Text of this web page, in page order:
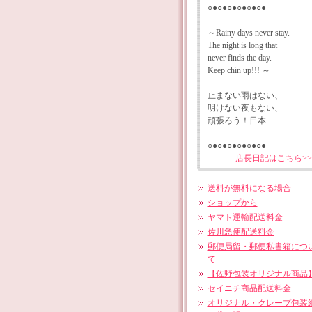
○●○●○●○●○●○●
～Rainy days never stay.
The night is long that
never finds the day.
Keep chin up!!! ～
止まない雨はない、
明けない夜もない、
頑張ろう！日本
○●○●○●○●○●○●
店長日記はこちら>>
送料が無料になる場合
ショップから
ヤマト運輸配送料金
佐川急便配送料金
郵便局留・郵便私書箱につ
て
【佐野包装オリジナル商品】
セイニチ商品配送料金
オリジナル・クレープ包装